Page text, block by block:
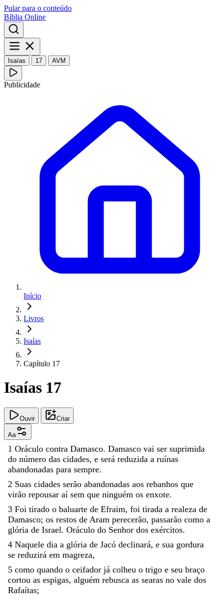
Pular para o conteúdo
Bíblia Online
Isaías 17 AVM
Publicidade
Início
Livros
Isaías
Capítulo 17
Isaías 17
Ouvir Criar
Aa
1 Oráculo contra Damasco. Damasco vai ser suprimida
do número das cidades, e será reduzida a ruínas
abandonadas para sempre.
2 Suas cidades serão abandonadas aos rebanhos que
virão repousar aí sem que ninguém os enxote.
3 Foi tirado o baluarte de Efraim, foi tirada a realeza de
Damasco; os restos de Aram perecerão, passarão como a
glória de Israel. Oráculo do Senhor dos exércitos.
4 Naquele dia a glória de Jacó declinará, e sua gordura
se reduzirá em magreza,
5 como quando o ceifador já colheu o trigo e seu braço
cortou as espigas, alguém rebusca as searas no vale dos
Rafaítas;